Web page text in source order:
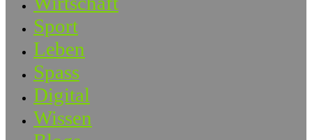
Sport
Leben
Spass
Digital
Wissen